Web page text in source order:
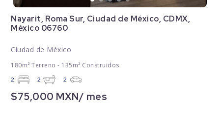
Nayarit, Roma Sur, Ciudad de México, CDMX,
México 06760
Ciudad de México
180m² Terreno - 135m² Construidos
2 2 2
$75,000 MXN/ mes